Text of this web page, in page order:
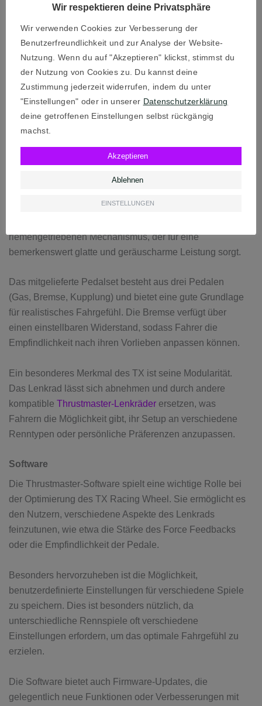
liefert in allen unterstützten Titeln ein konsistentes und
Das Herzstück des Thrustmaster TX ist zweifellos das
Lenkrad selbst. Mit einem Durchmesser von 28 cm und
der hochwertigen Lederummantelung liegt es perfekt in
der Hand und vermittelt ein authentisches Rennsport-
Feeling. Die Metallkonstruktion sorgt für Stabilität und
Langlebigkeit, selbst bei intensiven Rennsessions.
Die Schaltwippen aus Metall sind präzise und
schnelle Gangwechsel erfordern, von Vorteil ist. Das
riemengetriebenen Mechanismus, der für eine
bemerkenswert glatte und geräuscharme Leistung sorgt.
Das mitgelieferte Pedalset besteht aus drei Pedalen
(Gas, Bremse, Kupplung) und bietet eine gute Grundlage
für realistisches Fahrgefühl. Die Bremse verfügt über
einen einstellbaren Widerstand, sodass Fahrer die
Empfindlichkeit nach ihren Vorlieben anpassen können.
Ein besonderes Merkmal des TX ist seine Modularität.
Das Lenkrad lässt sich abnehmen und durch andere
kompatible Thrustmaster-Lenkräder ersetzen, was
Fahrern die Möglichkeit gibt, ihr Setup an verschiedene
Renntypen oder persönliche Präferenzen anzupassen.
Software
Die Thrustmaster-Software spielt eine wichtige Rolle bei
der Optimierung des TX Racing Wheel. Sie ermöglicht es
den Nutzern, verschiedene Aspekte des Lenkrads
feinzutunen, wie etwa die Stärke des Force Feedbacks
oder die Empfindlichkeit der Pedale.
Besonders hervorzuheben ist die Möglichkeit,
benutzerdefinierte Einstellungen für verschiedene Spiele
zu speichern. Dies ist besonders nützlich, da
unterschiedliche Rennspiele oft verschiedene
Einstellungen erfordern, um das optimale Fahrgefühl zu
erzielen.
Die Software bietet auch Firmware-Updates, die
gelegentlich neue Funktionen oder Verbesserungen mit
Wir respektieren deine Privatsphäre
Wir verwenden Cookies zur Verbesserung der
Benutzerfreundlichkeit und zur Analyse der Website-
Nutzung. Wenn du auf "Akzeptieren" klickst, stimmst du
der Nutzung von Cookies zu. Du kannst deine
Zustimmung jederzeit widerrufen, indem du unter
"Einstellungen" oder in unserer Datenschutzerklärung
deine getroffenen Einstellungen selbst rückgängig
machst.
Akzeptieren
Ablehnen
EINSTELLUNGEN